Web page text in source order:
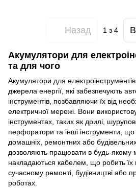
Назад 1 з 4
Акумулятори для
та для чого
Акумулятори для
джерела енергії, які забезпечують
інструментів, позбавляючи їх від
електричної мережі. Вони
інструментах, таких як дрилі,
перфоратори та інші інструменти,
домашніх, ремонтних або
дозволяють працювати в будь-якому
накладаються кабелем, що робить їх
сучасному ремонті, будівництві або
роботах.